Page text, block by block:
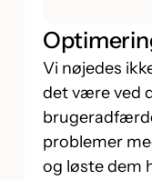
Vi nøjedes
det være ved
problemer
og løste dem